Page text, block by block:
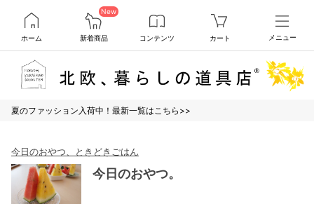
ホーム
New
新着商品 コンテンツ カート メニュー
夏のファッション入荷中！最新一覧はこちら>>
今日のおやつ、ときどきごはん
今日のおやつ。